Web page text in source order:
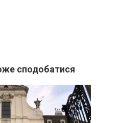
сподобатися